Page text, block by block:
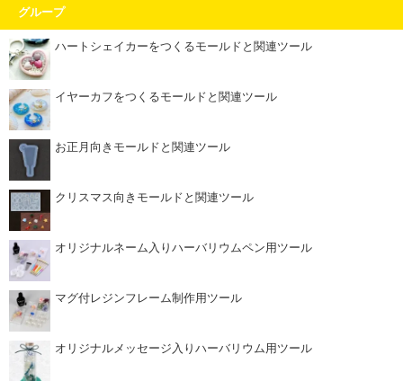
グループ
ハートシェイカーをつくるモールドと関連ツール
イヤーカフをつくるモールドと関連ツール
お正月向きモールドと関連ツール
クリスマス向きモールドと関連ツール
オリジナルネーム入りハーバリウムペン用ツール
マグ付レジンフレーム制作用ツール
オリジナルメッセージ入りハーバリウム用ツール